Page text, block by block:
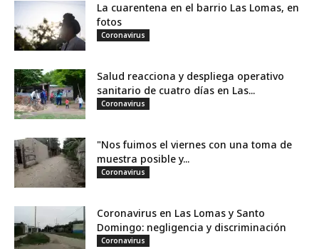
La cuarentena en el barrio Las Lomas, en
fotos
Coronavirus
Salud reacciona y despliega operativo
sanitario de cuatro días en Las...
Coronavirus
"Nos fuimos el viernes con una toma de
muestra posible y...
Coronavirus
Coronavirus en Las Lomas y Santo
Domingo: negligencia y discriminación
Coronavirus